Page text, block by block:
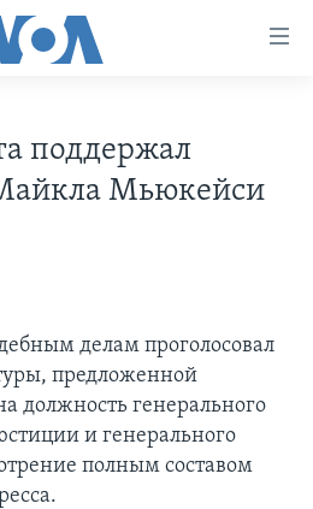
ИСТОРИЯ
поддержал
Мьюкейси
делам проголосовал
предложенной
должность генерального
и генерального
полным составом